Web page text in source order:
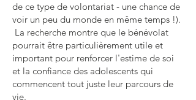
de ce type de volontariat - une chance de
voir un peu du monde en même temps !).
La recherche montre que le bénévolat
pourrait être particulièrement utile et
important pour renforcer l'estime de soi
et la confiance des adolescents qui
commencent tout juste leur parcours de
vie.